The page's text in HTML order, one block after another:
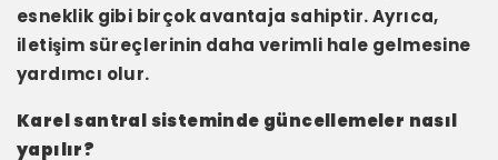
esneklik gibi birçok avantaja sahiptir. Ayrıca,
iletişim süreçlerinin daha verimli hale gelmesine
yardımcı olur.
Karel santral sisteminde güncellemeler nasıl
yapılır?